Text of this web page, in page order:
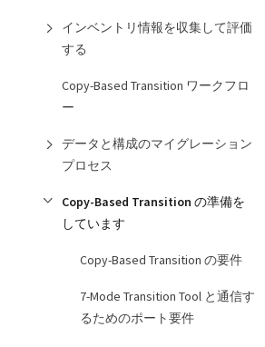
インベントリ情報を収集して評価
する
Copy-Based Transition ワークフロ
ー
データと構成のマイグレーション
プロセス
Copy-Based Transition の準備を
しています
Copy-Based Transition の要件
7-Mode Transition Tool と通信す
るためのポート要件